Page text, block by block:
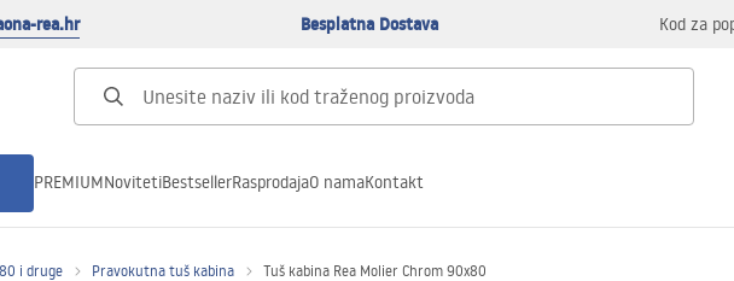
rea.hr Besplatna Dostava Kod za
PREMIUMNovitetiBestsellerRasprodajaO namaKontakt
i druge Pravokutna tuš kabina Tuš kabina Rea Molier Chrom 90x80